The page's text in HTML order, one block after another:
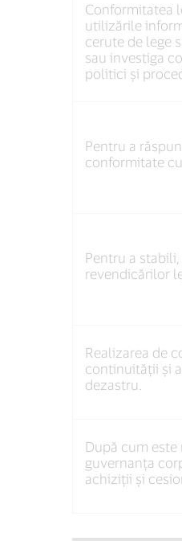
Conformitatea
utilizările
cerute de lege
sau investiga
politici și
Pentru a
conformitate
Pentru a stabili,
revendicărilor
Realizarea de
continuității și
dezastru.
După cum este
guvernanța
achiziții și